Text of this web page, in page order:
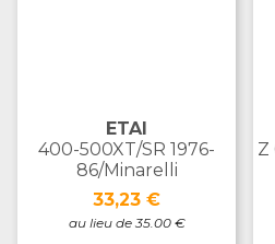
ETAI
400-500XT/SR 1976-
86/Minarelli
Prix
33,23 €
au lieu de 35.00 €
Z